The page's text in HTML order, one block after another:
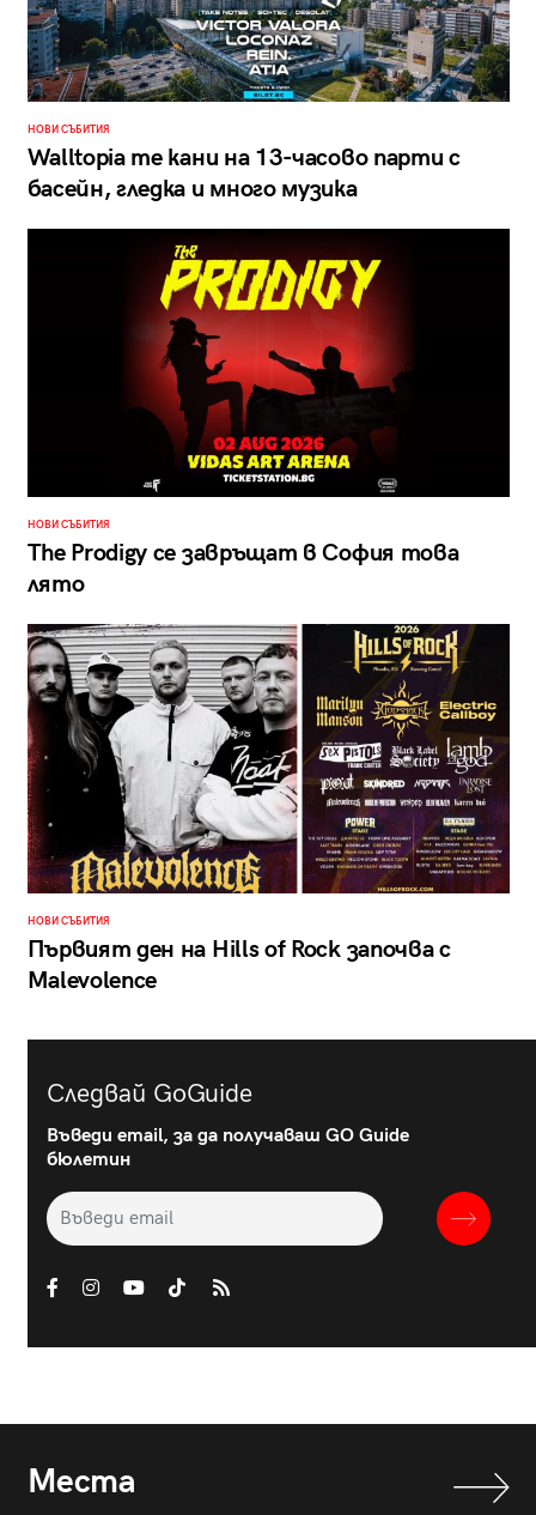
НОВИ СЪБИТИЯ
Walltopia те кани на 13-часово парти с
басейн, гледка и много музика
НОВИ СЪБИТИЯ
The Prodigy се завръщат в София това
лято
НОВИ СЪБИТИЯ
Първият ден на Hills of Rock започва с
Malevolence
Следвай GoGuide
Въведи email, за да получаваш GO Guide
бюлетин
Места